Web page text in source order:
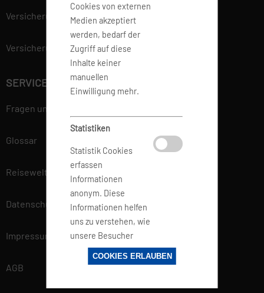
Cookies von externen
Medien akzeptiert
werden, bedarf der
Zugriff auf diese
Inhalte keiner
manuellen
Einwilligung mehr.
Statistiken
Statistik Cookies
erfassen
Informationen
anonym. Diese
Informationen helfen
uns zu verstehen, wie
unsere Besucher
unsere Website
nutzen.
COOKIES ERLAUBEN
Versicherung
Versicherungsvertrag widerrufen
SERVICE
Fragen und Antworten
Glossar
Reisewelt
Datenschutz
Impressum
AGB